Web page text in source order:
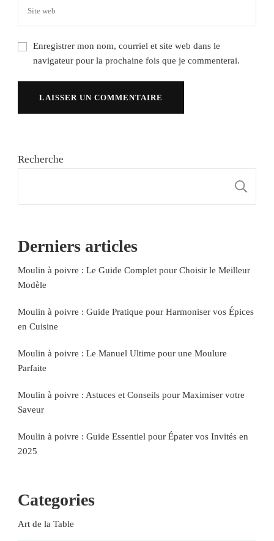
Enregistrer mon nom, courriel et site web dans le
navigateur pour la prochaine fois que je commenterai.
Recherche
Derniers articles
Moulin à poivre : Le Guide Complet pour Choisir le Meilleur
Modèle
Moulin à poivre : Guide Pratique pour Harmoniser vos Épices
en Cuisine
Moulin à poivre : Le Manuel Ultime pour une Moulure
Parfaite
Moulin à poivre : Astuces et Conseils pour Maximiser votre
Saveur
Moulin à poivre : Guide Essentiel pour Épater vos Invités en
2025
Categories
Art de la Table